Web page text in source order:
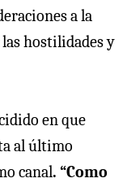
a la
las hostilidades y
en que
al último
canal. “Como